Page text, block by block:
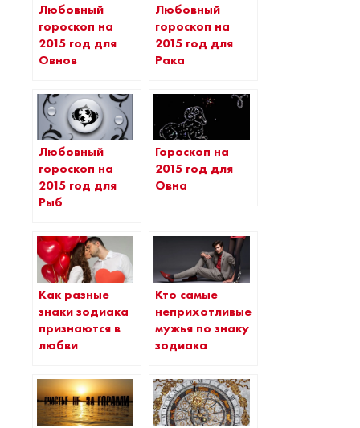
Любовный
гороскоп на
2015 год для
Овнов
Любовный
гороскоп на
2015 год для
Рака
Любовный
гороскоп на
2015 год для
Рыб
Гороскоп на
2015 год для
Овна
Как разные
знаки зодиака
признаются в
любви
Кто самые
неприхотливые
мужья по знаку
зодиака